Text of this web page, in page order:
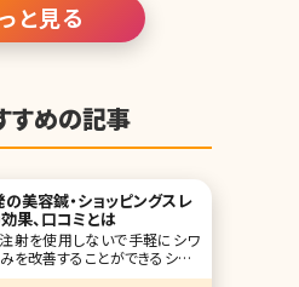
と見る
すめの記事
美容鍼・ショッピングスレ
果、口コミとは
射を使用しないで手軽にシワ
を改善することができるショッ
レッドとは、どのようなものな